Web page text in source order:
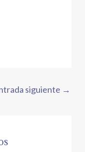
siguiente →